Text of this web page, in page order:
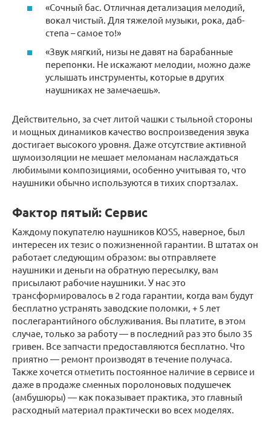
«Сочный бас. Отличная детализация мелодий,
вокал чистый. Для тяжелой музыки, рока, даб-
степа – самое то!»
«Звук мягкий, низы не давят на барабанные
перепонки. Не искажают мелодии, можно даже
услышать инструменты, которые в других
наушниках не замечаешь».
Действительно, за счет литой чашки с тыльной стороны
и мощных динамиков качество воспроизведения звука
достигает высокого уровня. Даже отсутствие активной
шумоизоляции не мешает меломанам наслаждаться
любимыми композициями, особенно учитывая то, что
наушники обычно используются в тихих спортзалах.
Фактор пятый: Сервис
Каждому покупателю наушников KOSS, наверное, был
интересен их тезис о пожизненной гарантии. В штатах он
работает следующим образом: вы отправляете
наушники и деньги на обратную пересылку, вам
присылают рабочие наушники. У нас это
трансформировалось в 2 года гарантии, когда вам будут
бесплатно устранять заводские поломки, + 5 лет
послегарантийного обслуживания. Вы платите, в этом
случае, только за работу — в последний раз это было 35
гривен. Все запчасти предоставляются бесплатно. Что
приятно — ремонт производят в течение получаса.
Также хочется отметить постоянное наличие в сервисе и
даже в продаже сменных поролоновых подушечек
(амбушюры) — как показывает практика, это главный
расходный материал практически во всех моделях.